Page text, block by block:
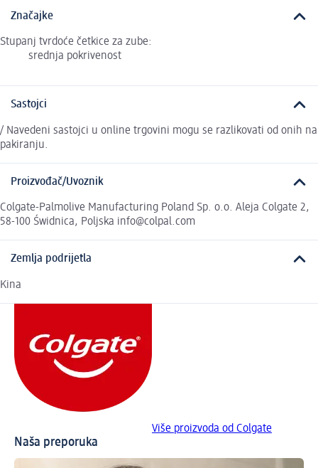
Značajke
Stupanj tvrdoće četkice za zube:
srednja pokrivenost
Sastojci
/ Navedeni sastojci u online trgovini mogu se razlikovati od onih na
pakiranju.
Proizvođač/Uvoznik
Colgate-Palmolive Manufacturing Poland Sp. o.o. Aleja Colgate 2,
58-100 Świdnica, Poljska info@colpal.com
Zemlja podrijetla
Kina
Više proizvoda od Colgate
Naša preporuka